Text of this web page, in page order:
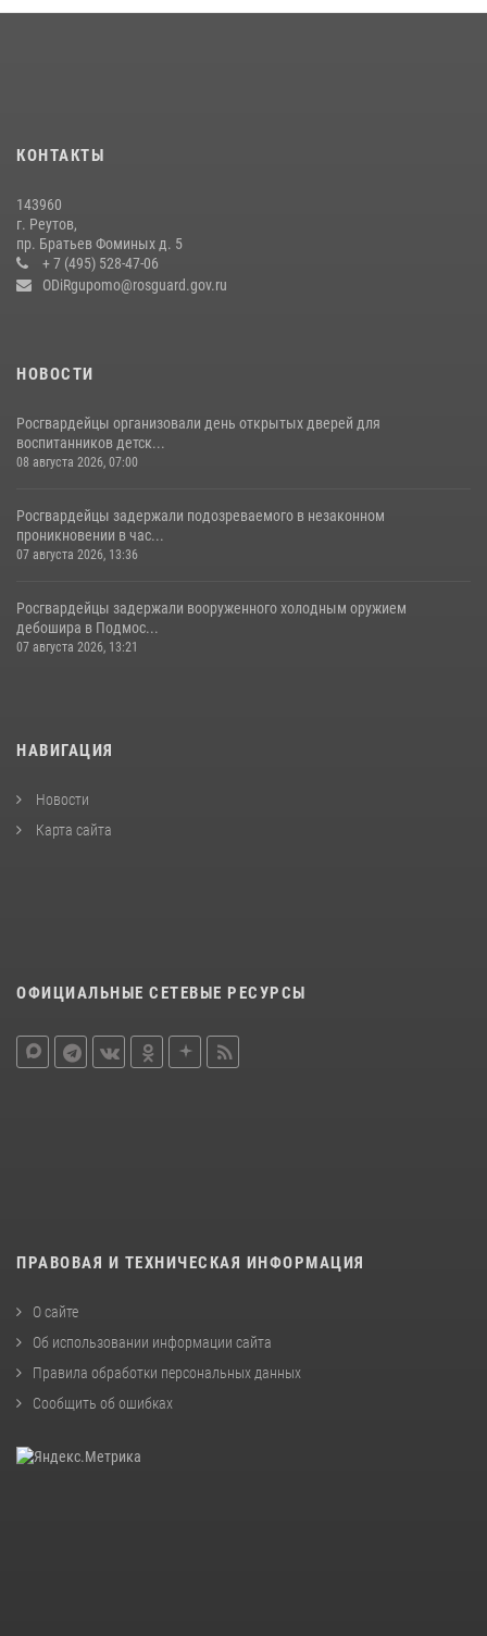
Росгвардейцы предотвратили массовый налет вражеских
18 июля 2026, 07:03
сотрудников спецподразделений в преодолении полосы
препятствий со стрельбой
14 июля 2026, 15:13
КОНТАКТЫ
143960
г. Реутов,
пр. Братьев Фоминых д. 5
+ 7 (495) 528-47-06
ODiRgupomo@rosguard.gov.ru
НОВОСТИ
Росгвардейцы организовали день открытых дверей для
воспитанников детск...
08 августа 2026, 07:00
Росгвардейцы задержали подозреваемого в незаконном
проникновении в час...
07 августа 2026, 13:36
Росгвардейцы задержали вооруженного холодным оружием
дебошира в Подмос...
07 августа 2026, 13:21
НАВИГАЦИЯ
Новости
Карта сайта
ОФИЦИАЛЬНЫЕ СЕТЕВЫЕ РЕСУРСЫ
ПРАВОВАЯ И ТЕХНИЧЕСКАЯ ИНФОРМАЦИЯ
О сайте
Об использовании информации сайта
Правила обработки персональных данных
Сообщить об ошибках